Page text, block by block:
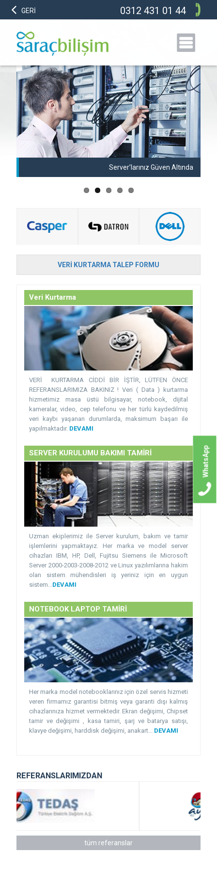
GERİ 0312 431 01 44
Server’larınız Güven Altında
VERI KURTARMA TALEP FORMU
Veri Kurtarma
VERİ KURTARMA CİDDİ BİR İŞTİR, LÜTFEN ÖNCE
REFERANSLARIMIZA BAKINIZ ! Veri ( Data ) kurtarma
hizmetimiz masa üstü bilgisayar, notebook, dijital
kameralar, video, cep telefonu ve her türlü kaydedilmiş
veri kaybı yaşanan durumlarda, maksimum başarı ile
yapılmaktadır. DEVAMI
SERVER KURULUMU BAKIMI TAMİRİ
Uzman ekiplerimiz ile Server kurulum, bakım ve tamir
işlemlerini yapmaktayız. Her marka ve model server
cihazları IBM, HP, Dell, Fujitsu Siemens ile Microsoft
Server 2000-2003-2008-2012 ve Linux yazılımlarına hakim
olan sistem mühendisleri iş yeriniz için en uygun
sistem... DEVAMI
NOTEBOOK LAPTOP TAMİRİ
Her marka model notebooklarınız için özel servis hizmeti
veren firmamız garantisi bitmiş veya garanti dışı kalmış
cihazlarınıza hizmet vermektedir. Ekran değişimi, Chipset
tamir ve değişimi , kasa tamiri, şarj ve batarya satışı,
klavye değişimi, harddisk değişimi, anakart... DEVAMI
REFERANSLARIMIZDAN
tüm referanslar
WhatsApp